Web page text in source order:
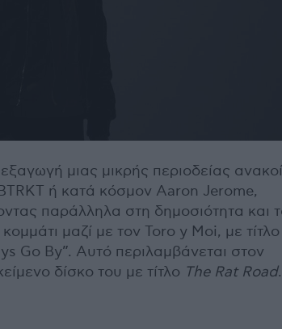
μιας μικρής περιοδείας
ή κατά κόσμον Aaron Jerome,
παράλληλα στη δημοσιότητα και
μαζί με τον Toro y Moi, με τίτλο
Go By”. Αυτό περιλαμβάνεται στον
δίσκο του με τίτλο The Rat Road.